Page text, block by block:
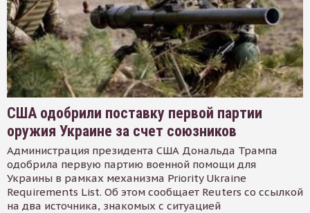
США одобрили поставку первой партии
оружия Украине за счет союзников
Администрация президента США Дональда Трампа
одобрила первую партию военной помощи для
Украины в рамках механизма Priority Ukraine
Requirements List. Об этом сообщает Reuters со ссылкой
на два источника, знакомых с ситуацией